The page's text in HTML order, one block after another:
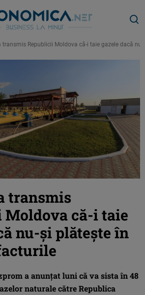
transmis Republicii Moldova că-i taie gazele dacă
transmis
că-i taie
nu-și plătește în
a anunţat luni că va sista în 48
naturale către Republica